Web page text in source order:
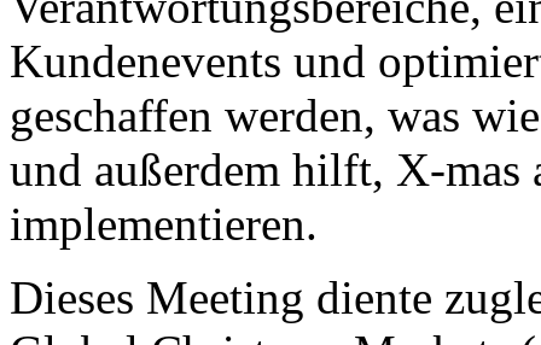
Kundenevents und
geschaffen werden, was
und außerdem hilft, X-mas
implementieren.
Dieses Meeting diente